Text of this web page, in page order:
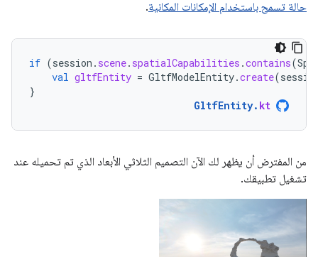
حالة تسمح باستخدام الإمكانات المكانية.
if (session . scene. spatialCapabilities .contains(
val gltfEntity = GltfModelEntity.create(
}
GltfEntity. kt
من المفترض أن يظهر لك الآن التصميم الثلاثي الأبعاد الذي تم تحميله عند
تشغيل تطبيقك.